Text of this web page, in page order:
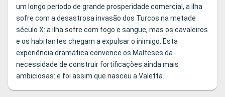
um longo período de grande prosperidade comercial, a ilha
sofre com a desastrosa invasão dos Turcos na metade
século X: a ilha sofre com fogo e sangue, mas os cavaleiros
e os habitantes chegam a expulsar o inimigo. Esta
experiência dramática convence os Malteses da
necessidade de construir fortificações ainda mais
ambiciosas: e foi assim que nasceu a Valetta.